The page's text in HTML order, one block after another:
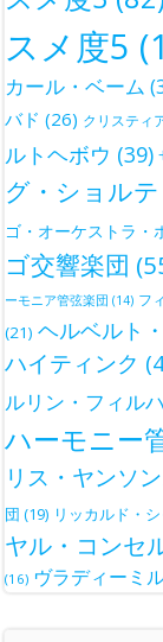
スメ度5
カール・ベーム
バド (26) クリスティ
ルトヘボウ (39)
グ・ショルテ
ゴ・オーケストラ・
ゴ交響楽団
ーモニア管弦楽団 (14) フ
(21) ヘルベルト
ハイティンク
ルリン・フィル
ハーモニー
リス・ヤンソ
団 (19) リッカルド・
ヤル・コンセ
(16) ヴラディーミ